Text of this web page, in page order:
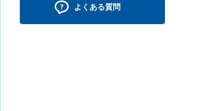
よくある質問